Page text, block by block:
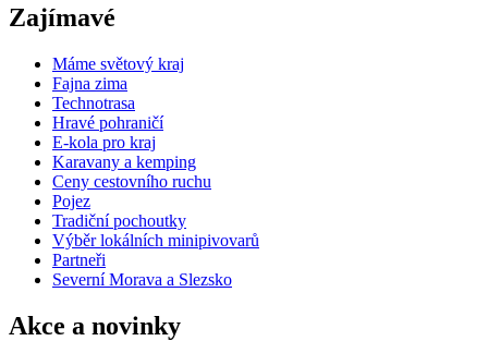
Zajímavé
Máme světový kraj
Fajna zima
Technotrasa
Hravé pohraničí
E-kola pro kraj
Karavany a kemping
Ceny cestovního ruchu
Pojez
Tradiční pochoutky
Výběr lokálních minipivovarů
Partneři
Severní Morava a Slezsko
Akce a novinky